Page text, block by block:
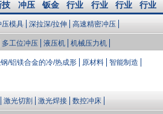
技
冲压
与模
具
钣金
加工
行业
大V说
行业
会展
行业
资讯
行业
压模具 深拉深/拉伸 高速精密冲压
多工位冲压 液压机 机械压力机
/铝镁合金的冷/热成形 原材料 智能制造
激光切割 激光焊接 数控冲床